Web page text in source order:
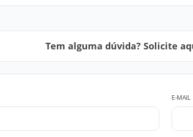
Tem alguma dúvida? Solicite
E-MAIL